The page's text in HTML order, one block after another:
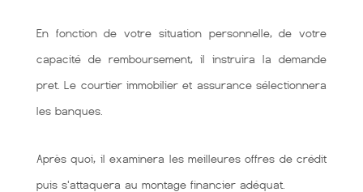
En fonction de votre situation personnelle, de votre
capacité de remboursement, il instruira la demande
pret. Le courtier immobilier et assurance sélectionnera
les banques.
Après quoi, il examinera les meilleures offres de crédit
puis s'attaquera au montage financier adéquat.